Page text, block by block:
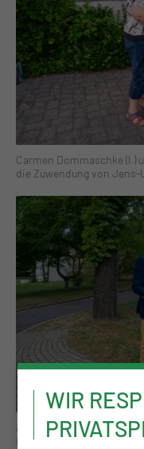
Carmen Dommaschke (l.)
die Zuwendung von
Auch Gerlinde Heller von
Finanzspritze.
WIR